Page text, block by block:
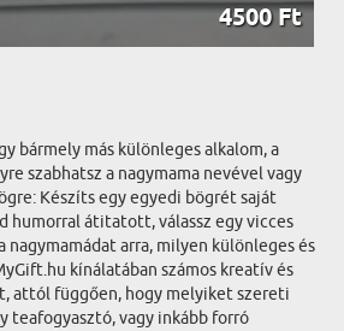
4500 Ft
bármely más különleges alkalom, a
szabhatsz a nagymama nevével vagy
Készíts egy egyedi bögrét saját
humorral átitatott, válassz egy vicces
arra, milyen különleges és
kínálatában számos kreatív és
attól függően, hogy melyiket szereti
teafogyasztó, vagy inkább forró